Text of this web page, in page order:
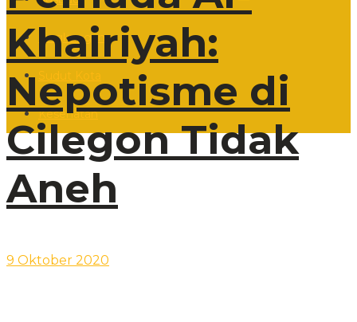
Lingkungan
Kesehatan
Khairiyah:
Nepotisme di
Cilegon Tidak
Aneh
9 Oktober 2020